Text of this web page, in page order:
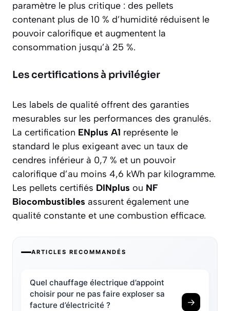
paramètre le plus critique : des pellets
contenant plus de 10 % d’humidité réduisent le
pouvoir calorifique et augmentent la
consommation jusqu’à 25 %.
Les certifications à privilégier
Les labels de qualité offrent des garanties
mesurables sur les performances des granulés.
La certification ENplus A1 représente le
standard le plus exigeant avec un taux de
cendres inférieur à 0,7 % et un pouvoir
calorifique d’au moins 4,6 kWh par kilogramme.
Les pellets certifiés DINplus ou NF
Biocombustibles assurent également une
qualité constante et une combustion efficace.
ARTICLES RECOMMANDÉS
Quel chauffage électrique d’appoint
choisir pour ne pas faire exploser sa
facture d’électricité ?
→